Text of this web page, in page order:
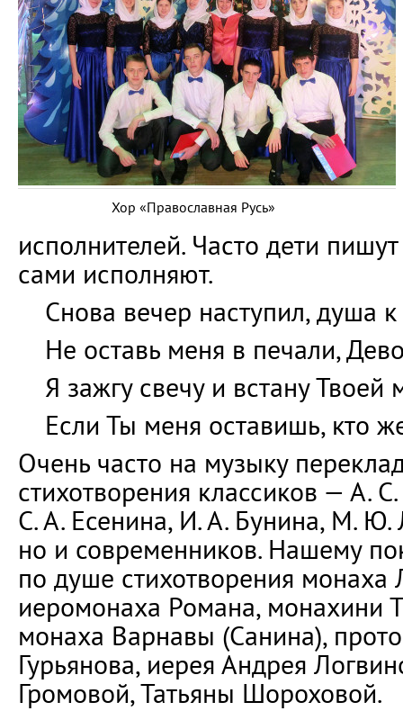
Хор «Православная Русь»
исполнителей. Часто дети
сами исполняют.
Снова вечер наступил, душа
Не оставь меня в печали,
Я зажгу свечу и встану Твоей
Если Ты меня оставишь, кто
Очень часто на музыку
стихотворения классиков — А.
С. А. Есенина, И. А. Бунина, М.
но и современников. Нашему
по душе стихотворения монаха
иеромонаха Романа, монахини
монаха Варнавы (Санина),
Гурьянова, иерея Андрея
Громовой, Татьяны Шороховой.